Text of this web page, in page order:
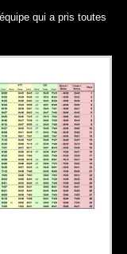
qui a pris toutes